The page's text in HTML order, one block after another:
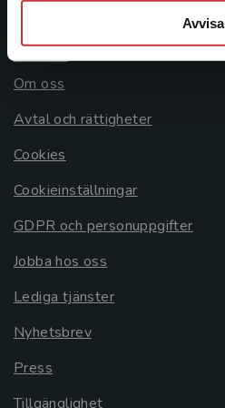
Avvisa
Allmänna länkar
Om oss
Avtal och rättigheter
Cookies
Cookieinställningar
GDPR och personuppgifter
Jobba hos oss
Lediga tjänster
Nyhetsbrev
Press
Tillgänglighet